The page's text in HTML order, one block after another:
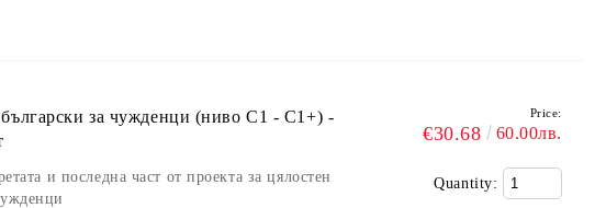
за чужденци (ниво C1 - C1+) -
и последна част от проекта за цялостен
Price:
€30.68 60.00лв.
Quantity: